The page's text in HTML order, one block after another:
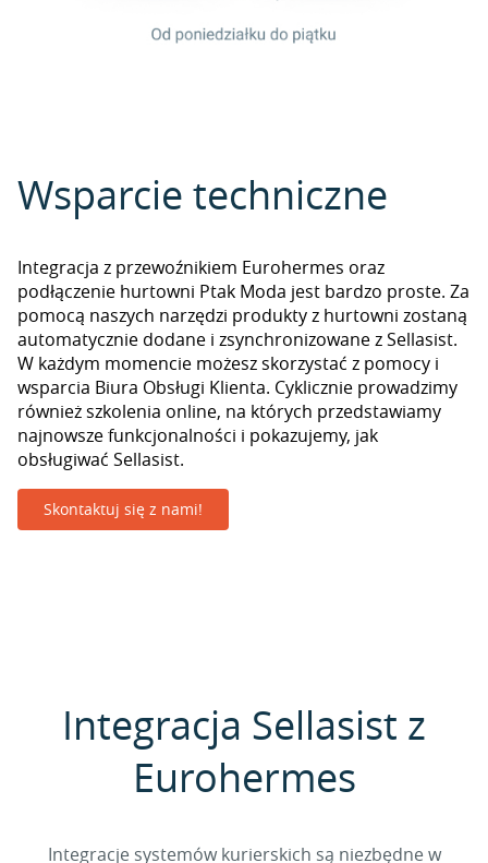
Wsparcie techniczne
Integracja z przewoźnikiem Eurohermes oraz
podłączenie hurtowni Ptak Moda jest bardzo proste. Za
pomocą naszych narzędzi produkty z hurtowni zostaną
automatycznie dodane i zsynchronizowane z Sellasist.
W każdym momencie możesz skorzystać z pomocy i
wsparcia Biura Obsługi Klienta. Cyklicznie prowadzimy
również szkolenia online, na których przedstawiamy
najnowsze funkcjonalności i pokazujemy, jak
obsługiwać Sellasist.
Skontaktuj się z nami!
Integracja Sellasist z
Eurohermes
Integracje systemów kurierskich są niezbędne w